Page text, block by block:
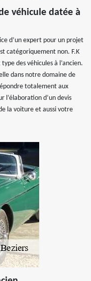
véhicule datée à
d’un expert pour un projet
catégoriquement non. F.K
des véhicules à l’ancien.
dans notre domaine de
totalement aux
l’élaboration d’un devis
la voiture et aussi votre